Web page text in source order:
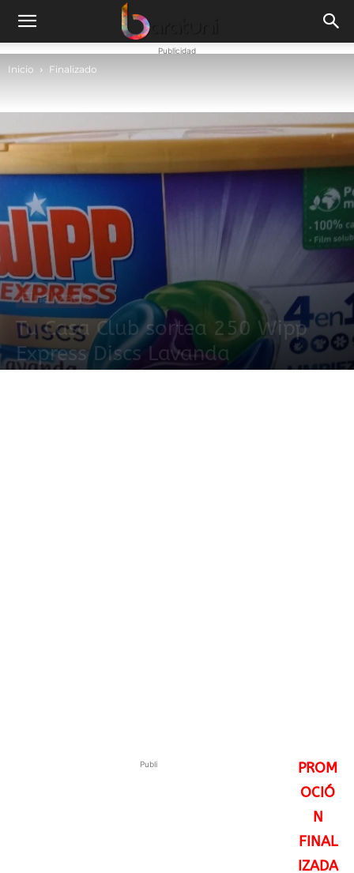
Publicidad
Inicio Finalizado
Finalizado
Tu Casa Club sortea 250 Wipp
Express Discs Lavanda
Publi
PROM
OCIÓ
N
FINAL
IZADA